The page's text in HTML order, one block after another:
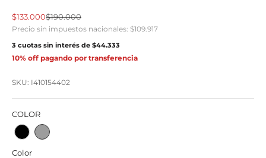
Precio de oferta
$133.000Precio normal
$190.000
Precio sin impuestos nacionales: $109.917
3 cuotas sin interés de $44.333
10% off pagando por transferencia
SKU: I410154402
COLOR
Color